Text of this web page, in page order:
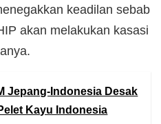
keadilan sebab
akan melakukan kasasi
Jepang-Indonesia Desak
Kayu Indonesia